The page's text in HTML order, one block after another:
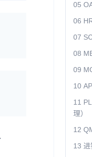
05
06
07
08
09
10
11
理）
12
13